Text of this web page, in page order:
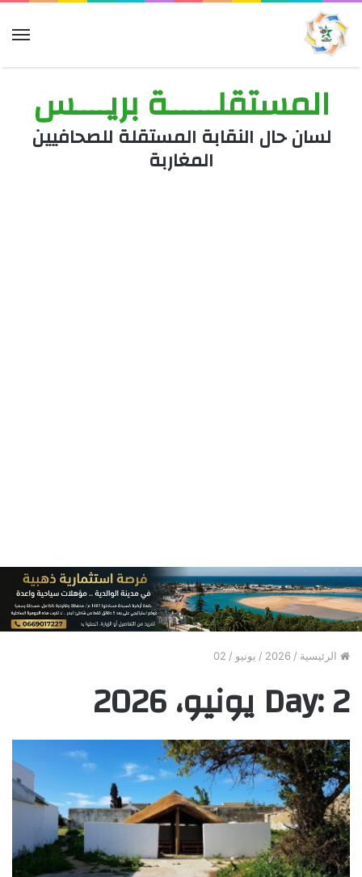
المستقلــــــة بريــــس
لسان حال النقابة المستقلة للصحافيين
المغاربة
الرئيسية /
2026
/ يونيو /
02
Day:2 يونيو، 2026